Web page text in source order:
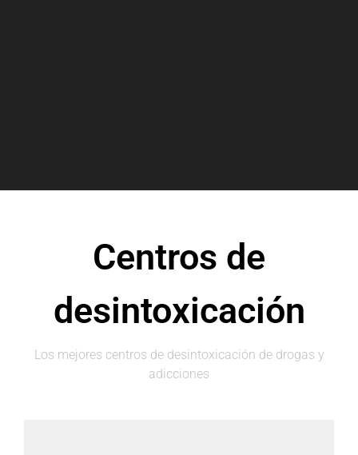
Centros de
desintoxicación
Los mejores centros de desintoxicación de drogas y
adicciones